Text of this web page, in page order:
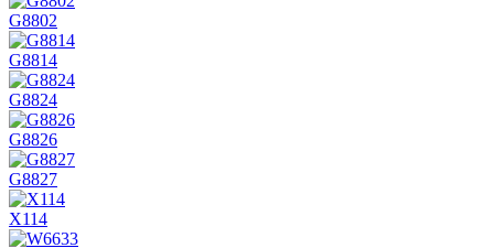
G8802
G8814
G8824
G8826
G8827
X114